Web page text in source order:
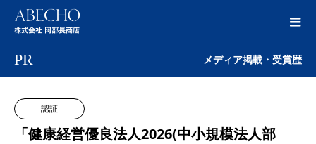
PR メディア掲載・受賞歴
認証
「健康経営優良法人2026(中小規模法人部